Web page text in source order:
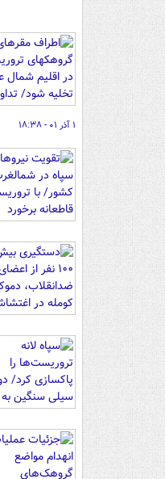
۱ آذر ۰۱ - ۱۸:۳۸